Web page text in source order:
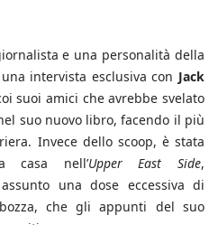
e una personalità della
intervista esclusiva con Jack
suoi amici che avrebbe svelato
suo nuovo libro, facendo il più
Invece dello scoop, è stata
casa nell’Upper East Side,
una dose eccessiva di
che gli appunti del suo